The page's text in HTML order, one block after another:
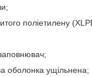
поліетилену
оболонка ущільнена;